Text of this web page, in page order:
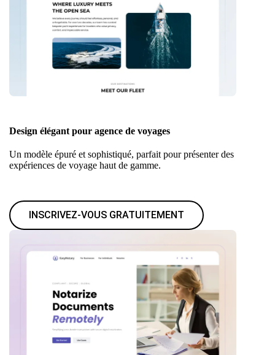
Design élégant pour agence de voyages
Un modèle épuré et sophistiqué, parfait pour présenter des
expériences de voyage haut de gamme.
INSCRIVEZ-VOUS GRATUITEMENT